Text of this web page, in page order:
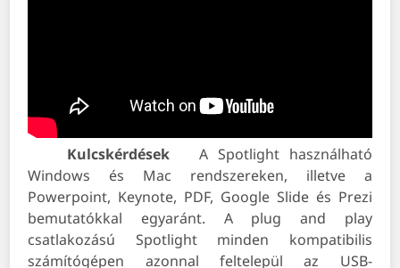
Kulcskérdések
A Spotlight használható
Windows és Mac rendszereken, illetve a
Powerpoint, Keynote, PDF, Google Slide és Prezi
bemutatókkal egyaránt. A plug and play
csatlakozású Spotlight minden kompatibilis
számítógépen azonnal feltelepül az USB-